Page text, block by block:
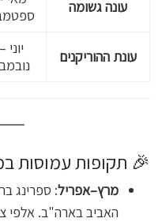
עונה גשומה
עונת ההוריקנים
יוני –
🎉 תקופות עמוסות
מרץ–אפריל: ספרינג
האביב בארה"ב. אלפי